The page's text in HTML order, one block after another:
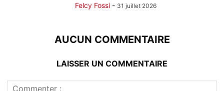
Felcy Fossi - 31 juillet 2026
AUCUN COMMENTAIRE
LAISSER UN COMMENTAIRE